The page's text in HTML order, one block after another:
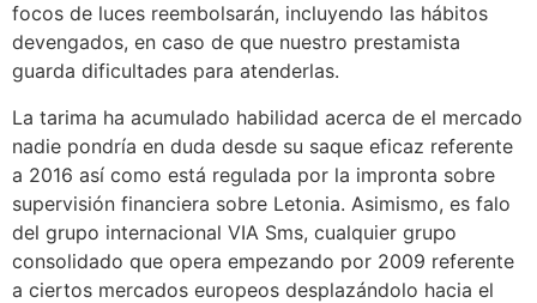
focos de luces reembolsarán, incluyendo las hábitos
devengados, en caso de que nuestro prestamista
guarda dificultades para atenderlas.
La tarima ha acumulado habilidad acerca de el mercado
nadie pondrí­a en duda desde su saque eficaz referente
a 2016 así­ como está regulada por la impronta sobre
supervisión financiera sobre Letonia. Asimismo, es falo
del grupo internacional VIA Sms, cualquier grupo
consolidado que opera empezando por 2009 referente
a ciertos mercados europeos desplazándolo hacia el